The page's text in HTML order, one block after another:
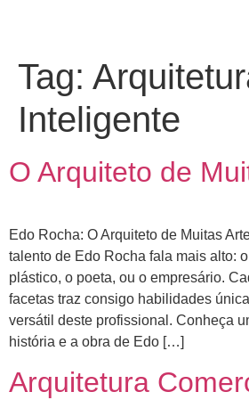
Tag:
Inteligente
O Arquiteto de
Edo Rocha: O Arquiteto de Muitas
talento de Edo Rocha fala mais alto:
plástico, o poeta, ou o empresário.
facetas traz consigo habilidades
versátil deste profissional. Conheça
história e a obra de Edo […]
Arquitetura